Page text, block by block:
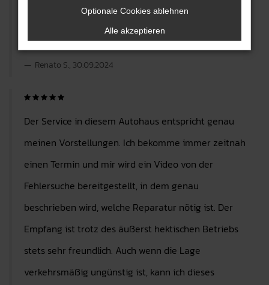
weiterempfehlen!
Renato S., 30.09.2024
Der Service in diesem Autohaus entspricht genau
meinen Vorstellungen. Ich bekomme immer zeitnah
einen Termin und mir wird ein Video von der
Fehlersuche bereitgestellt, in dem genau
beschrieben wird, welche Reparatur nötig ist. Der
Empfang ist trotz des äußerst hektischen Betriebs
stets sehr freundlich. Auch wenn die Lage
verkehrsmäßig ungünstig ist, kann ich dieses
Optionale Cookies ablehnen
Alle akzeptieren